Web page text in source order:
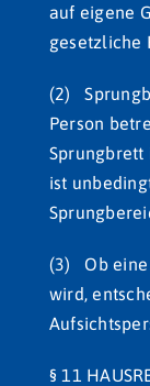
auf eigene
gesetzliche
(2)
Person
Sprungbrett
ist
(3) Ob eine
wird,
§ 11